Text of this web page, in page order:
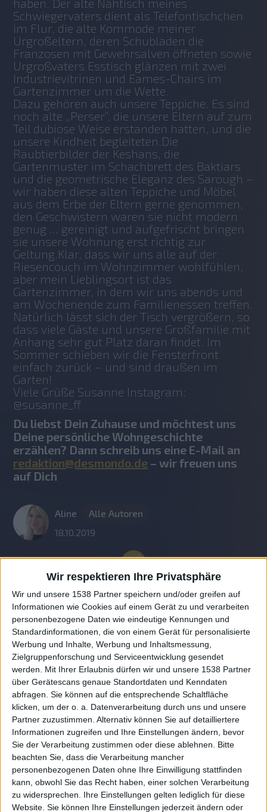
Wir respektieren Ihre Privatsphäre
Wir und unsere 1538 Partner speichern und/oder greifen auf
Informationen wie Cookies auf einem Gerät zu und verarbeiten
personenbezogene Daten wie eindeutige Kennungen und
Standardinformationen, die von einem Gerät für personalisierte
Werbung und Inhalte, Werbung und Inhaltsmessung,
Zielgruppenforschung und Serviceentwicklung gesendet
werden.
Mit Ihrer Erlaubnis dürfen wir und unsere 1538 Partner
über Gerätescans genaue Standortdaten und Kenndaten
abfragen. Sie können auf die entsprechende Schaltfläche
klicken, um der o. a. Datenverarbeitung durch uns und unsere
Partner zuzustimmen. Alternativ können Sie auf detailliertere
Informationen zugreifen und Ihre Einstellungen ändern, bevor
Sie der Verarbeitung zustimmen oder diese ablehnen.
Bitte
beachten Sie, dass die Verarbeitung mancher
personenbezogenen Daten ohne Ihre Einwilligung stattfinden
kann, obwohl Sie das Recht haben, einer solchen Verarbeitung
zu widersprechen. Ihre Einstellungen gelten lediglich für diese
Website. Sie können Ihre Einstellungen jederzeit ändern oder
haben. Der alte Nähtisch meines
Schwiegervaters dient als Telefontischchen
im Flur, die alte Kommode meiner
Urgroßeltern, deren Schubladen die
Franzosen mit Gewehrsalven öffneten sowie
Urgroßvaters Esstisch glänzen mit zwei
Industrievitrinen und Eames-Chairs im
Gartenzimmer um die Wette.
Dazu gehören auch unsere Teppiche. Es sind
noch alte „Perser“, die unsere Eltern auf zum
Teil dubiose Weise erstanden hatten, und die
unsere Kindheit begleiteten.Die
Raubtierbilder der Keshans, die
Gartenmuster im Schachbrett des Baktiars
und die geometrische Eleganz des Sarough –
wir haben diese alten Teppiche und Möbel
aus dem Erbe der Eltern gerne genommen,
den Geschwistern waren sie nicht modern
genug ... gereinigt und aufgefrischt bringen
sie unsere Wohnung erst richtig zur
Geltung.Klar, dass wir uns alle auf der
Riesencouch im Wohnzimmer wohlfühlen,
aber mein Lieblingsort ist das
Gartenzimmer, in dem wir uns abends und
am Wochenende zum Familienessen treffen.
Natürlich lässt sich der Tisch vergrößern, so
dass viele Gäste und unsere Großfamilie mit
Anhang sehr gut Platz daran findet. Im
Sommer schieben wir die Fensterfront
einfach zurück – und sind draußen im
Garten!
Viele Grüße Susanne Instagram:
@susanne_ff
Du liebst Dein Zuhause und möchtest uns
Deine persönliche Wohngeschichte
erzählen? Dann schreib uns eine E-Mail an
redaktion@desmondo.de – wir freuen uns
auf Dich
Aline
Alle Autoren
18.10.2019
Auf DESMONDO findet Ihr Inspirationen für
individuelles, gemütliches und intelligentes Wohnen,
die aktuellsten Einrichtungstrends und Informatives zu
neuesten Smart Home Systemen.
Rechtliches
Impressum
Datenschutz
Sitemap